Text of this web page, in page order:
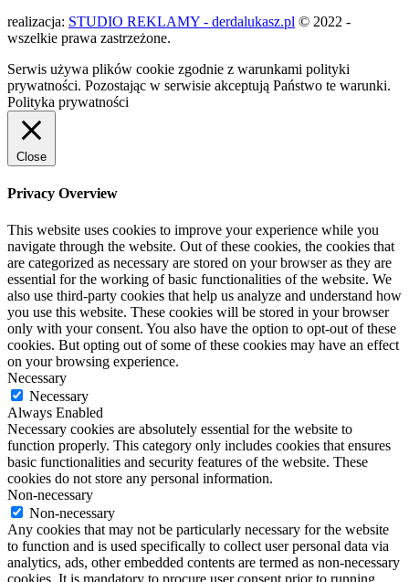
realizacja: STUDIO REKLAMY - derdalukasz.pl © 2022 -
wszelkie prawa zastrzeżone.
Serwis używa plików cookie zgodnie z warunkami polityki
prywatności. Pozostając w serwisie akceptują Państwo te warunki.
Polityka prywatności
Close
Privacy Overview
This website uses cookies to improve your experience while you
navigate through the website. Out of these cookies, the cookies that
are categorized as necessary are stored on your browser as they are
essential for the working of basic functionalities of the website. We
also use third-party cookies that help us analyze and understand how
you use this website. These cookies will be stored in your browser
only with your consent. You also have the option to opt-out of these
cookies. But opting out of some of these cookies may have an effect
on your browsing experience.
Necessary
Necessary
Always Enabled
Necessary cookies are absolutely essential for the website to
function properly. This category only includes cookies that ensures
basic functionalities and security features of the website. These
cookies do not store any personal information.
Non-necessary
Non-necessary
Any cookies that may not be particularly necessary for the website
to function and is used specifically to collect user personal data via
analytics, ads, other embedded contents are termed as non-necessary
cookies. It is mandatory to procure user consent prior to running